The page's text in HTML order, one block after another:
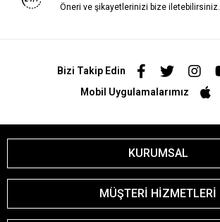
Öneri ve şikayetlerinizi bize iletebilirsiniz.
Bizi Takip Edin
Mobil Uygulamalarımız
KURUMSAL
MÜŞTERİ HİZMETLERİ